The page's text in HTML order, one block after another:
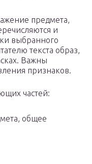
предмета,
и
выбранного
текста образ,
Важны
признаков.
частей:
общее